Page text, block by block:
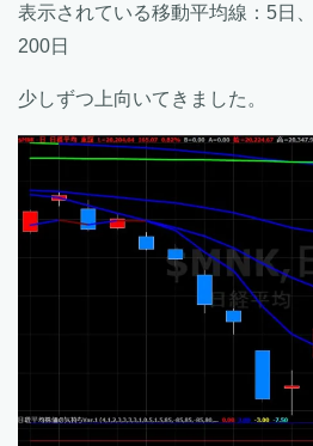
表示されている移動平均線：5日
200日
少しずつ上向いてきました。